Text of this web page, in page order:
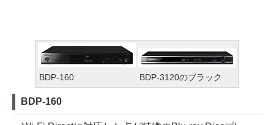
BDP-160 BDP-3120のブラック
BDP-160